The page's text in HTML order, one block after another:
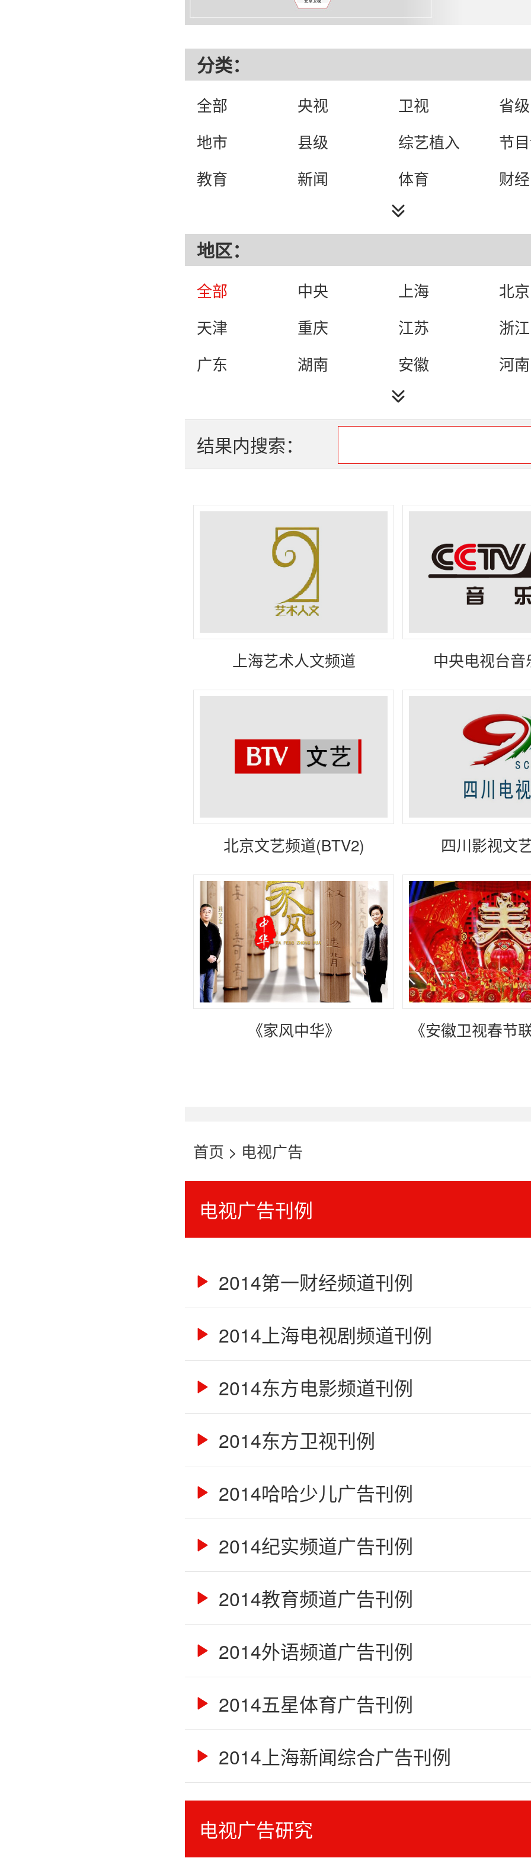
分类：
全部 央视 卫视
省级
地市
县级 综艺植入
节
教育
新闻 体育
财经
科技
都市
文化
文艺 娱乐
影视
电影
生活 电视剧
综合
时尚
民生 IPTV智能电视
数
站）
地区：
全部 中央 上海
北京
天津
重庆 江苏
浙江
广东
湖南 安徽
河南
四川
辽宁
山西
海南 陕西
甘肃
贵州
宁夏 山东
云南
广西
内
结果内搜索：
上海艺术人文频道 中央电视台
北京文艺频道(BTV2) 四川影视文
《家风中华》 《安徽卫视春节
首页 > 电视广告
电视广告刊例
2014第一财经频道刊例
2014上海电视剧频道刊例
2014东方电影频道刊例
2014东方卫视刊例
2014哈哈少儿广告刊例
2014纪实频道广告刊例
2014教育频道广告刊例
2014外语频道广告刊例
2014五星体育广告刊例
2014上海新闻综合广告刊例
电视广告研究